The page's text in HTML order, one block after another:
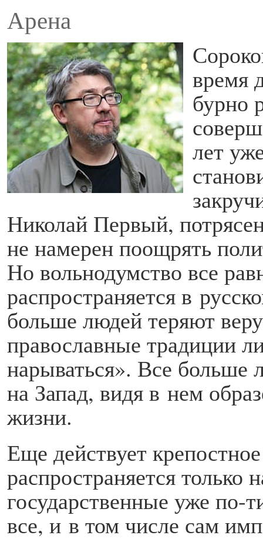
Арена
время
бурно
лет
Николай Первый,
не намерен поощрять
Но вольнодумство все
распространяется в
больше людей теряют
православные традиции
нарываться». Все
на Запад, видя в нем
жизни.
Еще действует
распространяется
государственные уже
все, и в том числе сам